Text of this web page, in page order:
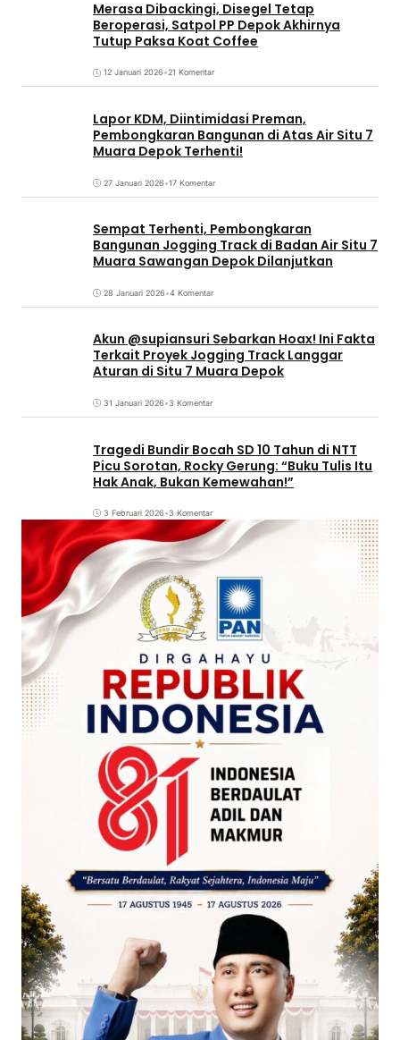
Merasa Dibackingi, Disegel Tetap
Beroperasi, Satpol PP Depok Akhirnya
Tutup Paksa Koat Coffee
12 Januari 2026•21 Komentar
Lapor KDM, Diintimidasi Preman,
Pembongkaran Bangunan di Atas Air Situ 7
Muara Depok Terhenti!
27 Januari 2026•17 Komentar
Sempat Terhenti, Pembongkaran
Bangunan Jogging Track di Badan Air Situ 7
Muara Sawangan Depok Dilanjutkan
28 Januari 2026•4 Komentar
Akun @supiansuri Sebarkan Hoax! Ini Fakta
Terkait Proyek Jogging Track Langgar
Aturan di Situ 7 Muara Depok
31 Januari 2026•3 Komentar
Tragedi Bundir Bocah SD 10 Tahun di NTT
Picu Sorotan, Rocky Gerung: “Buku Tulis Itu
Hak Anak, Bukan Kemewahan!”
3 Februari 2026•3 Komentar